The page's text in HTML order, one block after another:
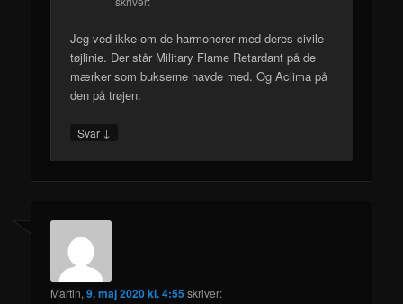
Jeg ved ikke om de harmonerer med deres civile
tøjlinie. Der står Military Flame Retardant på de
mærker som bukserne havde med. Og Aclima på
den på trøjen.
Svar ↓
Martin,9. maj 2020 kl. 4:55 skriver: